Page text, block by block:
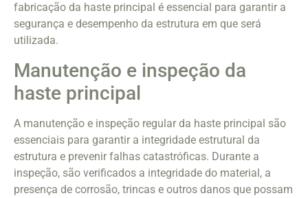
fabricação da haste principal é essencial para garantir a
segurança e desempenho da estrutura em que será
utilizada.
Manutenção e inspeção da
haste principal
A manutenção e inspeção regular da haste principal são
essenciais para garantir a integridade estrutural da
estrutura e prevenir falhas catastróficas. Durante a
inspeção, são verificados a integridade do material, a
presença de corrosão, trincas e outros danos que possam